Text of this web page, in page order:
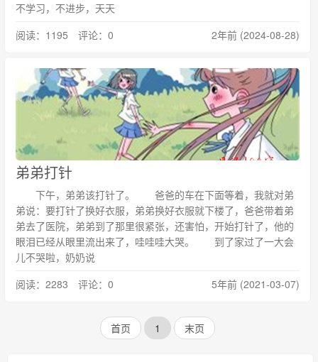
不学习，不进步，天天
阅读：1195 评论：0
2年前 (2024-08-28)
弟弟打针
下午，弟弟该打针了。 爸爸的车在下面等着，我就对弟
弟说：要打针了换好衣服，弟弟换好衣服就下楼了，爸爸带着弟
弟去了医院，弟弟到了那里很紧张，还害怕，开始打针了，他的
眼泪已经从眼里流出来了，哇哇哇大哭。 到了家过了一大会
儿不哭啦，奶奶说
阅读：2283 评论：0
5年前 (2021-03-07)
首页 1 末页